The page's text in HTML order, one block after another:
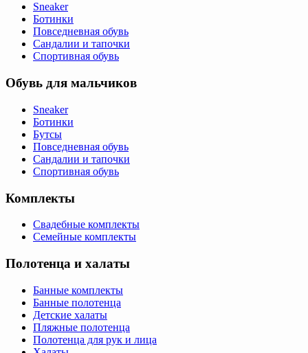
Sneaker
Ботинки
Повседневная обувь
Сандалии и тапочки
Спортивная обувь
Обувь для мальчиков
Sneaker
Ботинки
Бутсы
Повседневная обувь
Сандалии и тапочки
Спортивная обувь
Комплекты
Свадебные комплекты
Семейные комплекты
Полотенца и халаты
Банные комплекты
Банные полотенца
Детские халаты
Пляжные полотенца
Полотенца для рук и лица